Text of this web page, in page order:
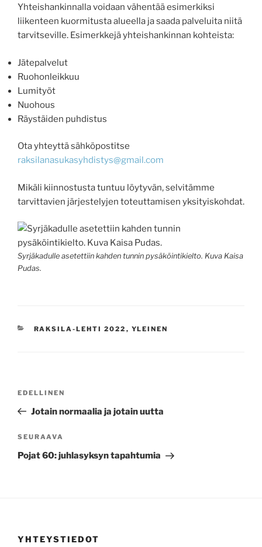
Yhteishankinnalla voidaan vähentää esimerkiksi
liikenteen kuormitusta alueella ja saada palveluita niitä
tarvitseville. Esimerkkejä yhteishankinnan kohteista:
Jätepalvelut
Ruohonleikkuu
Lumityöt
Nuohous
Räystäiden puhdistus
Ota yhteyttä sähköpostitse
raksilanasukasyhdistys@gmail.com
Mikäli kiinnostusta tuntuu löytyvän, selvitämme
tarvittavien järjestelyjen toteuttamisen yksityiskohdat.
Syrjäkadulle asetettiin kahden tunnin pysäköintikielto. Kuva Kaisa
Pudas.
KATEGORIAT
RAKSILA-LEHTI 2022 , YLEINEN
SELAUS
Edellinen
artikkeli
EDELLINEN
Jotain normaalia ja jotain uutta
Seuraava
artikkeli
SEURAAVA
Pojat 60: juhlasyksyn tapahtumia
YHTEYSTIEDOT